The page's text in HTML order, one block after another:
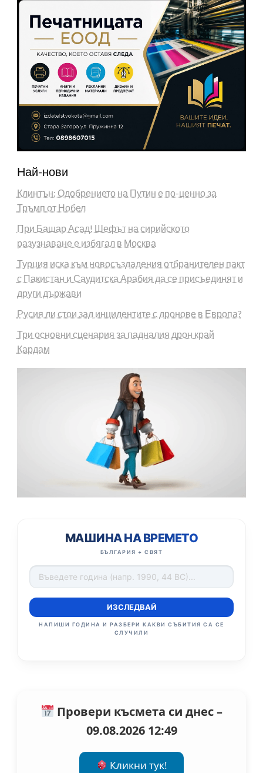
Най-нови
Клинтън: Одобрението на Путин е по-ценно за
Тръмп от Нобел
При Башар Асад! Шефът на сирийското
разузнаване е избягал в Москва
Турция иска към новосъздадения отбранителен пакт
с Пакистан и Саудитска Арабия да се присъединят и
други държави
Русия ли стои зад инцидентите с дронове в Европа?
Три основни сценария за падналия дрон край
Кардам
МАШИНА НА ВРЕМЕТО
БЪЛГАРИЯ + СВЯТ
ИЗСЛЕДВАЙ
НАПИШИ ГОДИНА И РАЗБЕРИ КАКВИ СЪБИТИЯ СА СЕ
СЛУЧИЛИ
Провери късмета си днес –
09.08.2026 12:49
Кликни тук!